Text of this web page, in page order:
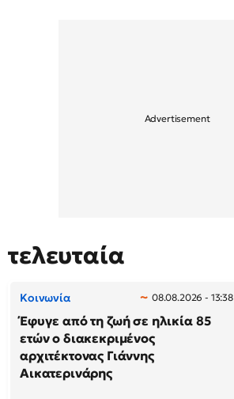
τελευταία
Κοινωνία 08.08.2026 - 13:38
Έφυγε από τη ζωή σε ηλικία 85
ετών ο διακεκριμένος
αρχιτέκτονας Γιάννης
Αικατερινάρης